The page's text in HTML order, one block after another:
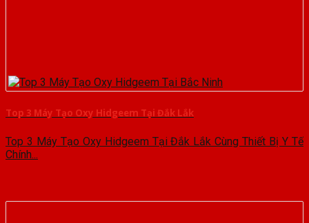
Top 3 Máy Tạo Oxy Hidgeem Tại Đắk Lắk
Top 3 Máy Tạo Oxy Hidgeem Tại Đắk Lắk Cùng Thiết Bị Y Tế
Chính...